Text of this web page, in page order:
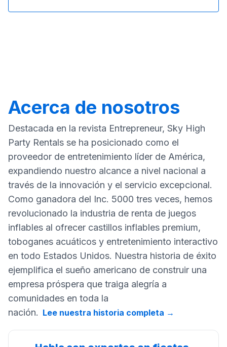
Acerca de nosotros
Destacada en la revista Entrepreneur, Sky High
Party Rentals se ha posicionado como el
proveedor de entretenimiento líder de América,
expandiendo nuestro alcance a nivel nacional a
través de la innovación y el servicio excepcional.
Como ganadora del Inc. 5000 tres veces, hemos
revolucionado la industria de renta de juegos
inflables al ofrecer castillos inflables premium,
toboganes acuáticos y entretenimiento interactivo
en todo Estados Unidos. Nuestra historia de éxito
ejemplifica el sueño americano de construir una
empresa próspera que traiga alegría a
comunidades en toda la
nación. Lee nuestra historia completa →